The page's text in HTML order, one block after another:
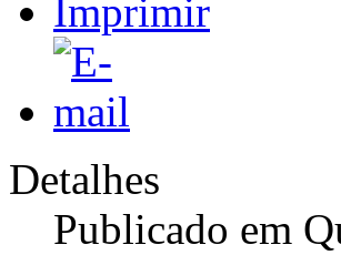
Detalhes
Publicado em